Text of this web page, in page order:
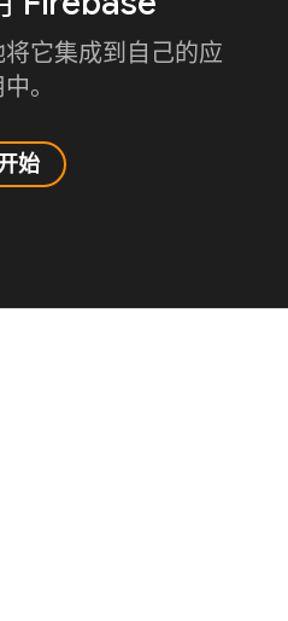
它集成到自己的应
。
始